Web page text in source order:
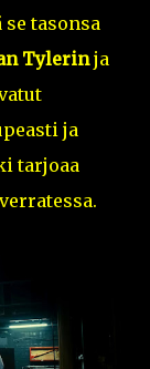
tasonsa
Tylerinja
ja
tarjoaa